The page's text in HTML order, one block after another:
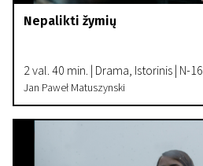
Nepalikti žymių
2 val. 40 min. | Drama, Istorinis | N-16
Jan Paweł Matuszynski